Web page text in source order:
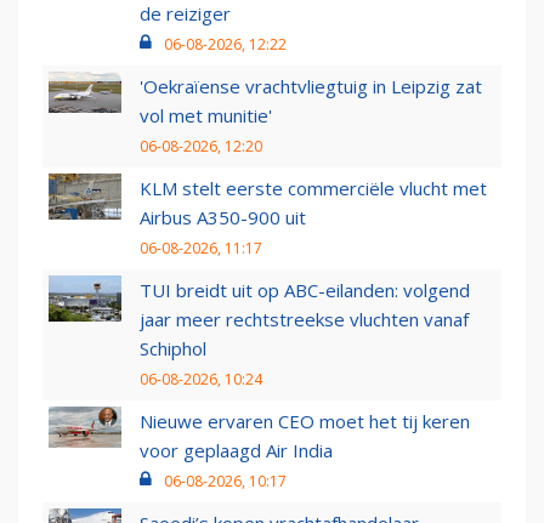
de reiziger
06-08-2026, 12:22
'Oekraïense vrachtvliegtuig in Leipzig zat
vol met munitie'
06-08-2026, 12:20
KLM stelt eerste commerciële vlucht met
Airbus A350-900 uit
06-08-2026, 11:17
TUI breidt uit op ABC-eilanden: volgend
jaar meer rechtstreekse vluchten vanaf
Schiphol
06-08-2026, 10:24
Nieuwe ervaren CEO moet het tij keren
voor geplaagd Air India
06-08-2026, 10:17